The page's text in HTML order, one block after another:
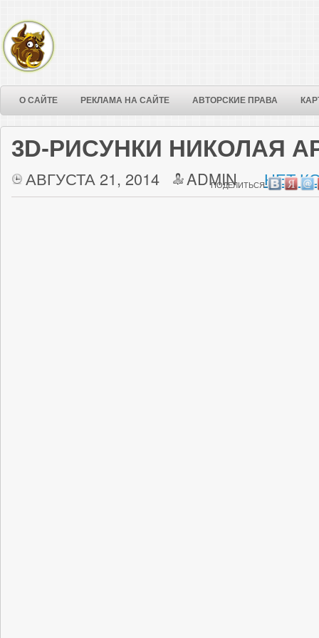
О САЙТЕ РЕКЛАМА НА САЙТЕ АВТОРСКИЕ ПРАВА
3D-РИСУНКИ НИКОЛАЯ
АВГУСТА 21, 2014 ADMIN НЕТ
ПОДЕЛИТЬСЯ: